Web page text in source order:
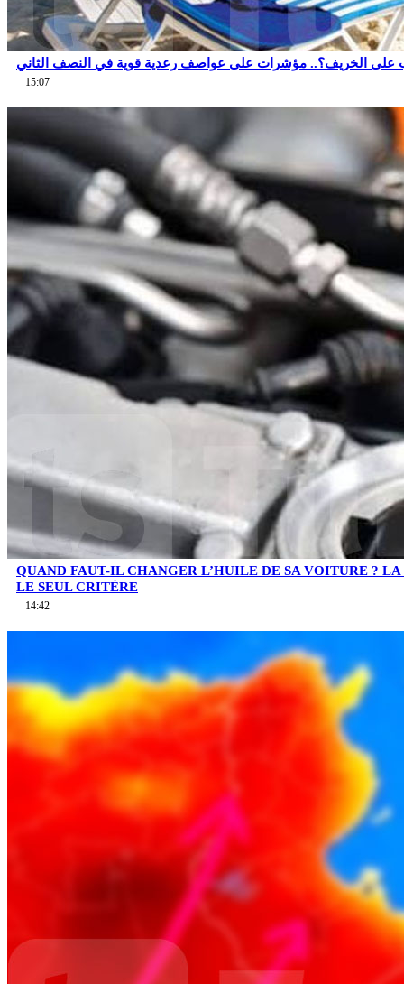
على الخريف؟.. مؤشرات على عواصف رعدية قوية في النصف الثاني
15:07
QUAND FAUT-IL CHANGER L’HUILE DE SA VOITURE ? LA
LE SEUL CRITÈRE
14:42